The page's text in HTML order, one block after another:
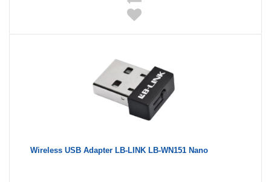
Wireless USB Adapter LB-LINK LB-WN151 Nano